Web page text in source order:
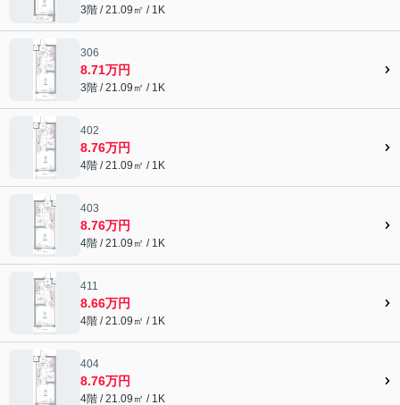
3階 / 21.09㎡ / 1K
306
8.71万円
3階 / 21.09㎡ / 1K
402
8.76万円
4階 / 21.09㎡ / 1K
403
8.76万円
4階 / 21.09㎡ / 1K
411
8.66万円
4階 / 21.09㎡ / 1K
404
8.76万円
4階 / 21.09㎡ / 1K